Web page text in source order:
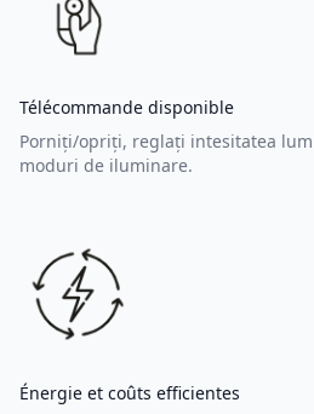
Télécommande disponible
Porniți/opriți, reglați intesitatea
moduri de iluminare.
Énergie et coûts efficientes